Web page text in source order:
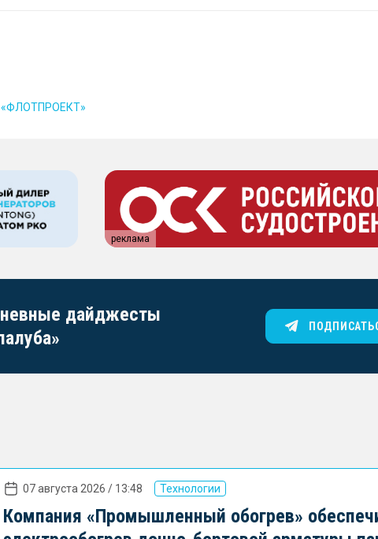
«ФЛОТПРОЕКТ»
реклама
дайджесты
07 августа 2026 / 13:48 Технологии
Компания «Промышленный обогрев»